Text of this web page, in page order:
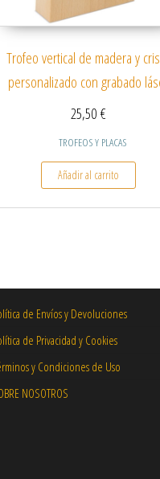
Trofeo vertical de madera y
personalizado con grabado
25,50€
TROFEOS Y PLACAS
Añadir al carrito
de Envíos y Devoluciones
de Privacidad y Cookies
y Condiciones de Uso
NOSOTROS